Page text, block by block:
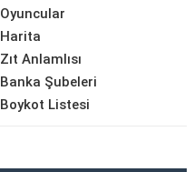
Oyuncular
Harita
Zıt Anlamlısı
Banka Şubeleri
Boykot Listesi